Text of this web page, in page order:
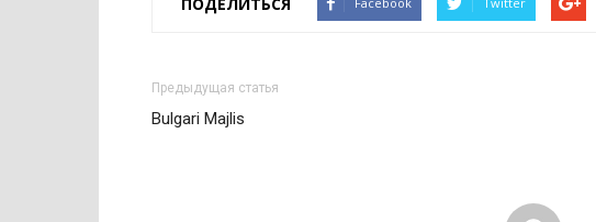
Предыдущая статья
Bulgari Majlis